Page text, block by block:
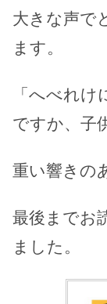
大きな声で
ます。
「へべれ
ですか、子
重い響きの
最後までお
ました。